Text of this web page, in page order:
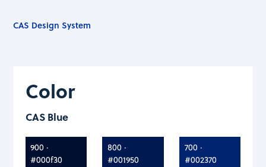
CAS Design System
Color
CAS Blue
900 ·
#000f30
800 ·
#001950
700 ·
#002370